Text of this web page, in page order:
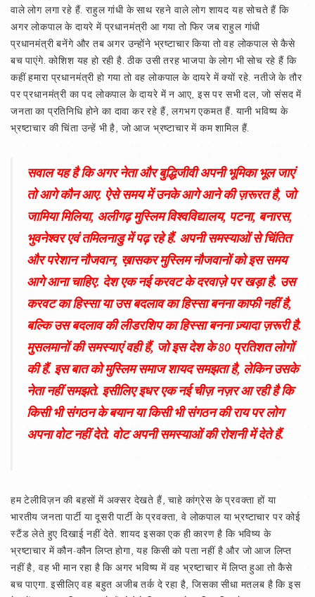
वाले लोग लगा रहे हैं. राहुल गांधी के साथ रहने वाले लोग शायद यह सोचते हैं कि
अगर लोकपाल के दायरे में प्रधानमंत्री आ गया तो फिर जब राहुल गांधी
प्रधानमंत्री बनेंगे और तब अगर उन्होंने भ्रष्टाचार किया तो वह लोकपाल से कैसे
बच पाएंगे. कोशिश यह हो रही है. ठीक उसी तरह भाजपा के लोग भी सोच रहे हैं कि
कहीं हमारा प्रधानमंत्री हो गया तो वह लोकपाल के दायरे में क्यों रहे. नतीजे के तौर
पर प्रधानमंत्री का पद लोकपाल के दायरे में न आए, इस पर सभी दल, जो संसद में
जनता का प्रतिनिधि होने का दावा कर रहे हैं, लगभग एकमत हैं. यानी भविष्य के
भ्रष्टाचार की चिंता उन्हें भी है, जो आज भ्रष्टाचार में कम शामिल हैं.
सवाल यह है कि अगर नेता और बुद्धिजीवी अपनी भूमिका भूल जाएं
तो आगे कौन आए. ऐसे समय में उनके आगे आने की ज़रूरत है, जो
जामिया मिलिया, अलीगढ़ मुस्लिम विश्वविद्यालय, पटना, बनारस,
भुवनेश्वर एवं तमिलनाडु में पढ़ रहे हैं. अपनी समस्याओं से चिंतित
और परेशान नौजवान, ख़ासकर मुस्लिम नौजवानों को इस समय
आगे आना चाहिए. देश एक नई करवट के दरवाज़े पर खड़ा है. उस
करवट का हिस्सा या उस बदलाव का हिस्सा बनना काफी नहीं है,
बल्कि उस बदलाव की लीडरशिप का हिस्सा बनना ज़्यादा ज़रूरी है.
मुसलमानों की समस्याएं वही हैं, जो इस देश के 80 प्रतिशत लोगों
की हैं. इस बात को मुस्लिम समाज शायद समझता है, लेकिन उसके
नेता नहीं समझते. इसीलिए इधर एक नई चीज़ नज़र आ रही है कि
किसी भी संगठन के बयान या किसी भी संगठन की राय पर लोग
अपना वोट नहीं देते. वोट अपनी समस्याओं की रोशनी में देते हैं.
हम टेलीविज़न की बहसों में अक्सर देखते हैं, चाहे कांग्रेस के प्रवक्ता हों या
भारतीय जनता पार्टी या दूसरी पार्टी के प्रवक्ता, वे लोकपाल या भ्रष्टाचार पर कोई
स्टैंड लेते हुए दिखाई नहीं देते. शायद इसका एक ही कारण है कि भविष्य के
भ्रष्टाचार में कौन-कौन लिप्त होगा, यह किसी को पता नहीं है और जो आज लिप्त
नहीं है, वह भी मान रहा है कि अगर भविष्य में वह भ्रष्टाचार में लिप्त हुआ तो कैसे
बच पाएगा. इसीलिए वह बहुत अजीब तर्क दे रहा है, जिसका सीधा मतलब है कि इस